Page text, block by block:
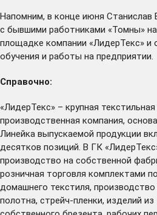
Напомним, в конце июня Станислав
с бывшими работниками «Томны»
площадке компании «ЛидерТекс» и
обучения и работы на предприятии.
Справочно:
«ЛидерТекс» – крупная
производственная компания,
Линейка выпускаемой продукции
десятков позиций. В ГК
производство на собственной
розничная торговля комплектами
домашнего текстиля,
полотна, стрейч-пленки, изделий